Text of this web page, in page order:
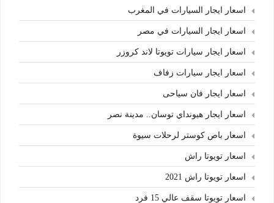
اسعار ايجار السيارات في المغرب
اسعار ايجار السيارات في مصر
اسعار ايجار سيارات تويوتا لاند كروزر
اسعار ايجار سيارات زفاف
اسعار ايجار فان سياحى
اسعار ايجار هيونداي توسان.. مدينة نصر
اسعار باص كوستر لرحلات سيوة
اسعار تويوتا راش
اسعار تويوتا راش 2021
اسعار تويوتا سقف عالي 15 فرد